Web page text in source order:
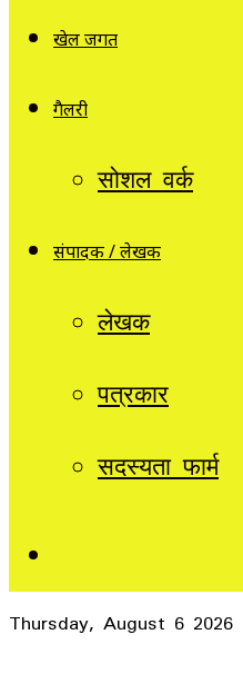
खेल जगत
गैलरी
सोशल वर्क
संपादक / लेखक
लेखक
पत्रकार
सदस्यता फार्म
Thursday, August 6 2026